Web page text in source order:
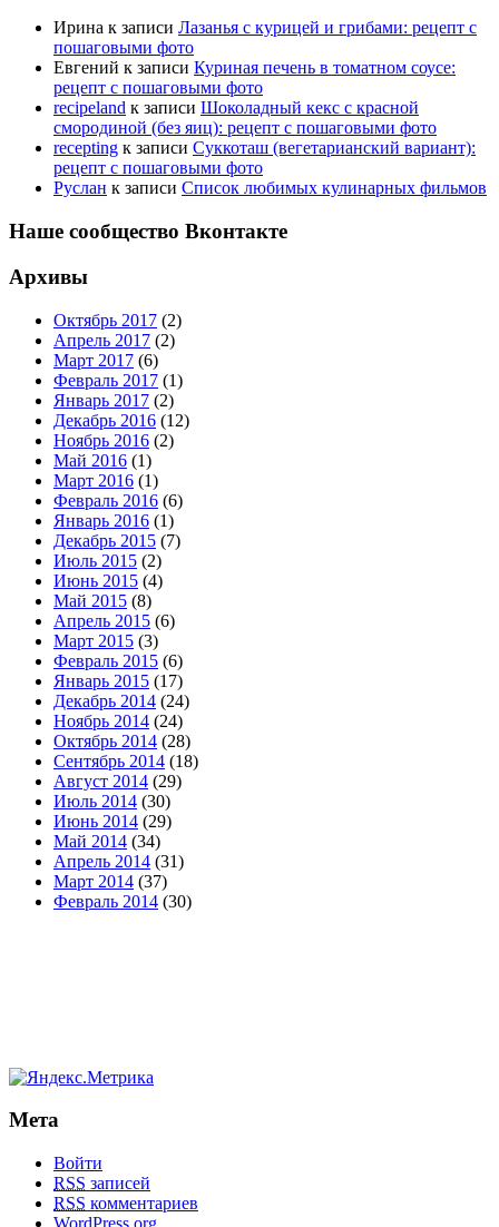
Ирина к записи Лазанья с курицей и грибами: рецепт с
пошаговыми фото
Евгений к записи Куриная печень в томатном соусе:
рецепт с пошаговыми фото
recipeland к записи Шоколадный кекс с красной
смородиной (без яиц): рецепт с пошаговыми фото
recepting к записи Суккоташ (вегетарианский вариант):
рецепт с пошаговыми фото
Руслан к записи Список любимых кулинарных фильмов
Наше сообщество Вконтакте
Архивы
Октябрь 2017 (2)
Апрель 2017 (2)
Март 2017 (6)
Февраль 2017 (1)
Январь 2017 (2)
Декабрь 2016 (12)
Ноябрь 2016 (2)
Май 2016 (1)
Март 2016 (1)
Февраль 2016 (6)
Январь 2016 (1)
Декабрь 2015 (7)
Июль 2015 (2)
Июнь 2015 (4)
Май 2015 (8)
Апрель 2015 (6)
Март 2015 (3)
Февраль 2015 (6)
Январь 2015 (17)
Декабрь 2014 (24)
Ноябрь 2014 (24)
Октябрь 2014 (28)
Сентябрь 2014 (18)
Август 2014 (29)
Июль 2014 (30)
Июнь 2014 (29)
Май 2014 (34)
Апрель 2014 (31)
Март 2014 (37)
Февраль 2014 (30)
Мета
Войти
RSS записей
RSS комментариев
WordPress.org